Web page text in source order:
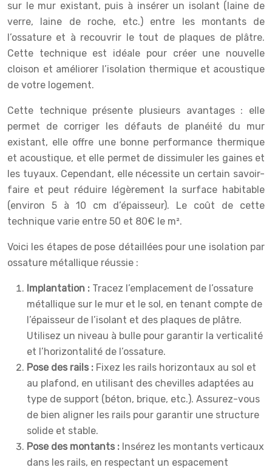
sur le mur existant, puis à insérer un isolant (laine de
verre, laine de roche, etc.) entre les montants de
l’ossature et à recouvrir le tout de plaques de plâtre.
Cette technique est idéale pour créer une nouvelle
cloison et améliorer l’isolation thermique et acoustique
de votre logement.
Cette technique présente plusieurs avantages : elle
permet de corriger les défauts de planéité du mur
existant, elle offre une bonne performance thermique
et acoustique, et elle permet de dissimuler les gaines et
les tuyaux. Cependant, elle nécessite un certain savoir-
faire et peut réduire légèrement la surface habitable
(environ 5 à 10 cm d’épaisseur). Le coût de cette
technique varie entre 50 et 80€ le m².
Voici les étapes de pose détaillées pour une isolation par
ossature métallique réussie :
Implantation : Tracez l’emplacement de l’ossature
métallique sur le mur et le sol, en tenant compte de
l’épaisseur de l’isolant et des plaques de plâtre.
Utilisez un niveau à bulle pour garantir la verticalité
et l’horizontalité de l’ossature.
Pose des rails : Fixez les rails horizontaux au sol et
au plafond, en utilisant des chevilles adaptées au
type de support (béton, brique, etc.). Assurez-vous
de bien aligner les rails pour garantir une structure
solide et stable.
Pose des montants : Insérez les montants verticaux
dans les rails, en respectant un espacement